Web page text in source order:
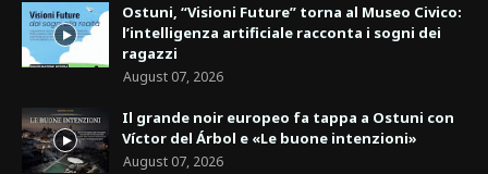
Ostuni, “Visioni Future” torna al Museo Civico:
l’intelligenza artificiale racconta i sogni dei
ragazzi
August 07, 2026
Il grande noir europeo fa tappa a Ostuni con
Víctor del Árbol e «Le buone intenzioni»
August 07, 2026